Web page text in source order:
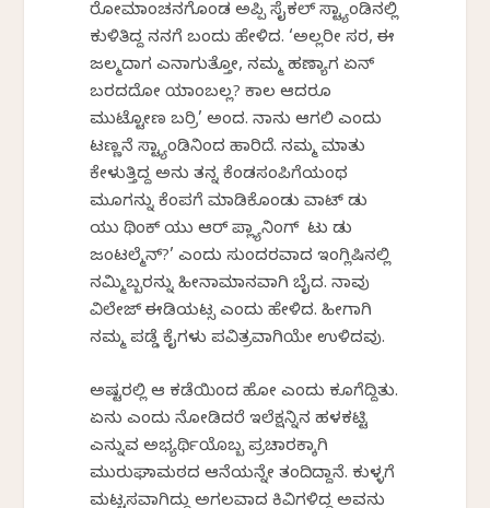
ರೋಮಾಂಚನಗೊಂಡ ಅಪ್ಪಿ ಸೈಕಲ್ ಸ್ಟ್ಯಾಂಡಿನಲ್ಲಿ
ಕುಳಿತಿದ್ದ ನನಗೆ ಬಂದು ಹೇಳಿದ. ‘ಅಲ್ಲರೀ ಸರ, ಈ
ಜಲ್ಮದಾಗ ಎನಾಗುತ್ತೋ, ನಮ್ಮ ಹಣ್ಯಾಗ ಏನ್
ಬರದದೋ ಯಾಂಬಲ್ಲ? ಕಾಲ ಆದರೂ
ಮುಟ್ಟೋಣ ಬರ್ರಿ’ ಅಂದ. ನಾನು ಆಗಲಿ ಎಂದು
ಟಣ್ಣನೆ ಸ್ಟ್ಯಾಂಡಿನಿಂದ ಹಾರಿದೆ. ನಮ್ಮ ಮಾತು
ಕೇಳುತ್ತಿದ್ದ ಅನು ತನ್ನ ಕೆಂಡಸಂಪಿಗೆಯಂಥ
ಮೂಗನ್ನು ಕೆಂಪಗೆ ಮಾಡಿಕೊಂಡು ವಾಟ್ ಡು
ಯು ಥಿಂಕ್ ಯು ಆರ್ ಪ್ಲ್ಯಾನಿಂಗ್ ಟು ಡು
ಜಂಟಲ್ಮೆನ್?’ ಎಂದು ಸುಂದರವಾದ ಇಂಗ್ಲಿಷಿನಲ್ಲಿ
ನಮ್ಮಿಬ್ಬರನ್ನು ಹೀನಾಮಾನವಾಗಿ ಬೈದ. ನಾವು
ವಿಲೇಜ್ ಈಡಿಯಟ್ಸ ಎಂದು ಹೇಳಿದ. ಹೀಗಾಗಿ
ನಮ್ಮ ಪಡ್ಡೆ ಕೈಗಳು ಪವಿತ್ರವಾಗಿಯೇ ಉಳಿದವು.
ಅಷ್ಟರಲ್ಲಿ ಆ ಕಡೆಯಿಂದ ಹೋ ಎಂದು ಕೂಗೆದ್ದಿತು.
ಏನು ಎಂದು ನೋಡಿದರೆ ಇಲೆಕ್ಷನ್ನಿನ ಹಳಕಟ್ಟಿ
ಎನ್ನುವ ಅಭ್ಯರ್ಥಿಯೊಬ್ಬ ಪ್ರಚಾರಕ್ಕಾಗಿ
ಮುರುಘಾಮಠದ ಆನೆಯನ್ನೇ ತಂದಿದ್ದಾನೆ. ಕುಳ್ಳಗೆ
ಮಟ್ಟಸವಾಗಿದ್ದು ಅಗಲವಾದ ಕಿವಿಗಳಿದ್ದ ಅವನು